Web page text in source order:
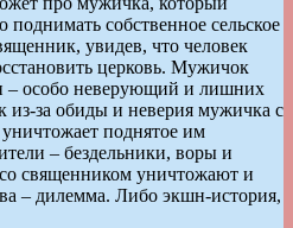
поднимать собственное сельское
увидев, что человек
церковь. Мужичок
– особо неверующий и лишних
из-за обиды и неверия мужичка с
поднятое им
– бездельники, воры и
священником уничтожают и
– дилемма. Либо экшн-история,